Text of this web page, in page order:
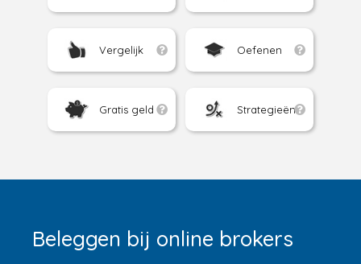
Vergelijk Oefenen
Gratis geld Strategieën
Beleggen bij online brokers